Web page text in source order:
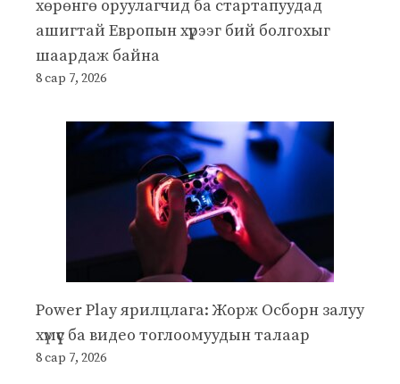
хөрөнгө оруулагчид ба стартапуудад
ашигтай Европын хүрээг бий болгохыг
шаардаж байна
8 сар 7, 2026
Power Play ярилцлага: Жорж Осборн залуу
хүмүүс ба видео тоглоомуудын талаар
8 сар 7, 2026